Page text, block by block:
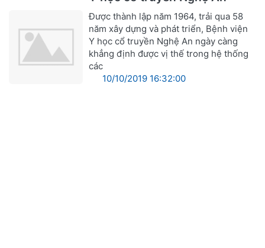
Được thành lập năm 1964, trải qua 58
năm xây dựng và phát triển, Bệnh viện
Y học cổ truyền Nghệ An ngày càng
khẳng định được vị thế trong hệ thống
các
10/10/2019 16:32:00